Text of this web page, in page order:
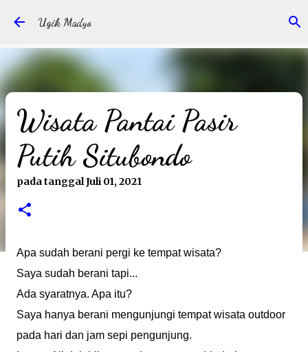
Ugik Madyo
Wisata Pantai Pasir
Putih Situbondo
pada tanggalJuli 01, 2021
Apa sudah berani pergi ke tempat wisata?
Saya sudah berani tapi...
Ada syaratnya. Apa itu?
Saya hanya berani mengunjungi tempat wisata outdoor
pada hari dan jam sepi pengunjung.